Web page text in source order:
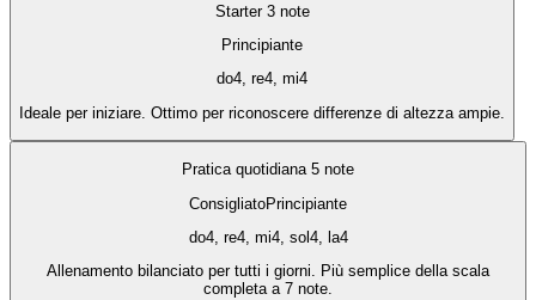
Starter 3 note
Principiante
do4, re4, mi4
Ideale per iniziare. Ottimo per riconoscere differenze di altezza ampie.
Pratica quotidiana 5 note
ConsigliatoPrincipiante
do4, re4, mi4, sol4, la4
Allenamento bilanciato per tutti i giorni. Più semplice della scala
completa a 7 note.